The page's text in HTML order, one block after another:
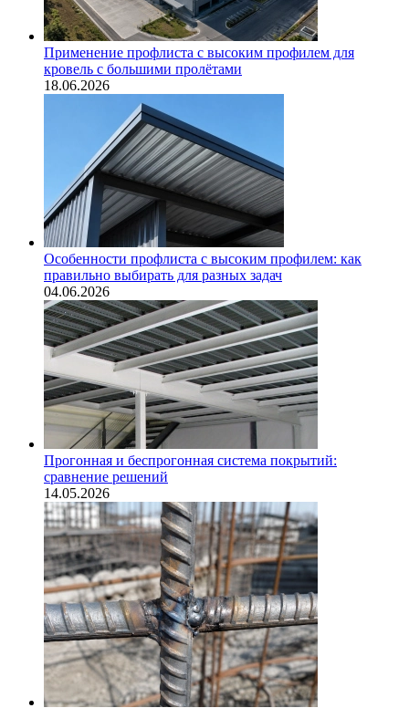
Применение профлиста с высоким профилем для
кровель с большими пролётами
18.06.2026
Особенности профлиста с высоким профилем: как
правильно выбирать для разных задач
04.06.2026
Прогонная и беспрогонная система покрытий:
сравнение решений
14.05.2026